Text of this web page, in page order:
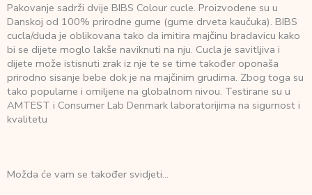
Pakovanje sadrži dvije BIBS Colour cucle. Proizvodene su u
Danskoj od 100% prirodne gume (gume drveta kaučuka). BIBS
cucla/duda je oblikovana tako da imitira majčinu bradavicu kako
bi se dijete moglo lakše naviknuti na nju. Cucla je savitljiva i
dijete može istisnuti zrak iz nje te se time također oponaša
prirodno sisanje bebe dok je na majčinim grudima. Zbog toga su
tako popularne i omiljene na globalnom nivou. Testirane su u
AMTEST i Consumer Lab Denmark laboratorijima na sigurnost i
kvalitetu
Možda će vam se također svidjeti…